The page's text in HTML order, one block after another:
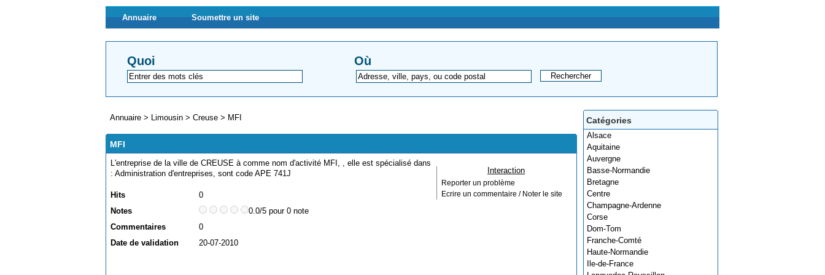
Annuaire Soumettre un site
Quoi Où
Catégories
Alsace
Aquitaine
Auvergne
Basse-Normandie
Bretagne
Centre
Champagne-Ardenne
Corse
Dom-Tom
Franche-Comté
Haute-Normandie
Ile-de-France
Annuaire > Limousin > Creuse > MFI
MFI
L'entreprise de la ville de CREUSE à comme nom d'activité MFI, , elle est spécialisé dans
: Administration d'entreprises, sont code APE 741J
Hits
0
Notes
0.0/5 pour 0 note
Commentaires
0
Date de validation
20-07-2010
Interaction
Reporter un problème
Ecrire un commentaire / Noter le site